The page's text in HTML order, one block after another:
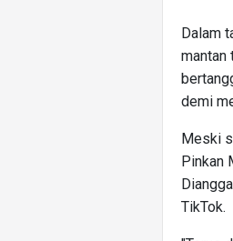
Dalam
mantan
demi
Meski
Pinkan
TikTok.